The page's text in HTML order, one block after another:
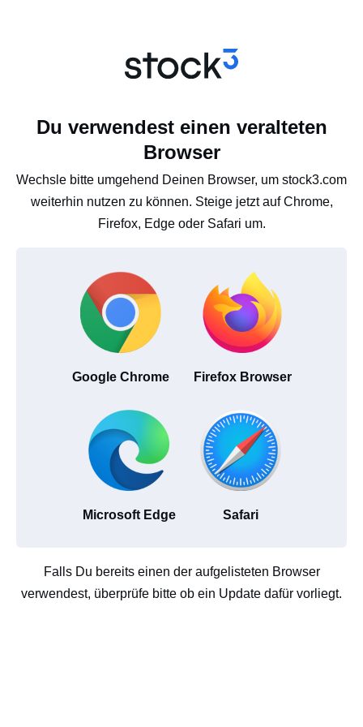
Du verwendest einen veralteten
Browser
Wechsle bitte umgehend Deinen Browser, um stock3.com
weiterhin nutzen zu können. Steige jetzt auf Chrome,
Firefox, Edge oder Safari um.
Google Chrome Firefox Browser
Microsoft Edge Safari
Falls Du bereits einen der aufgelisteten Browser
verwendest, überprüfe bitte ob ein Update dafür vorliegt.